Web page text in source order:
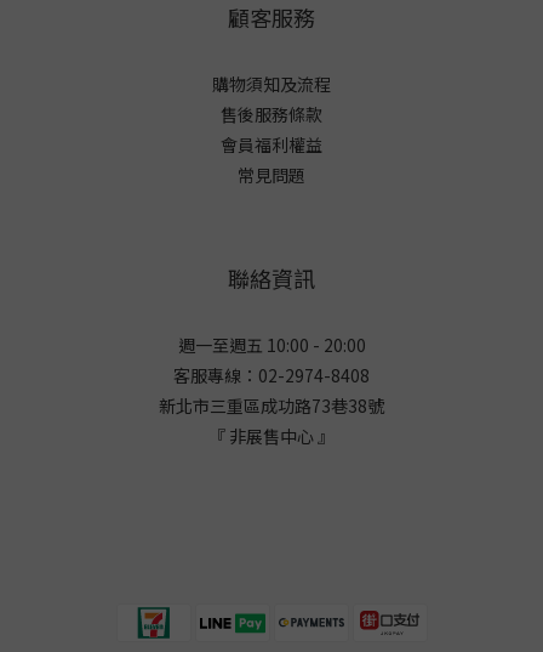
顧客服務
購物須知及流程
售後服務條款
會員福利權益
常見問題
聯絡資訊
週一至週五 10:00 - 20:00
客服專線：02-2974-8408
新北市三重區成功路73巷38號
『 非展售中心 』